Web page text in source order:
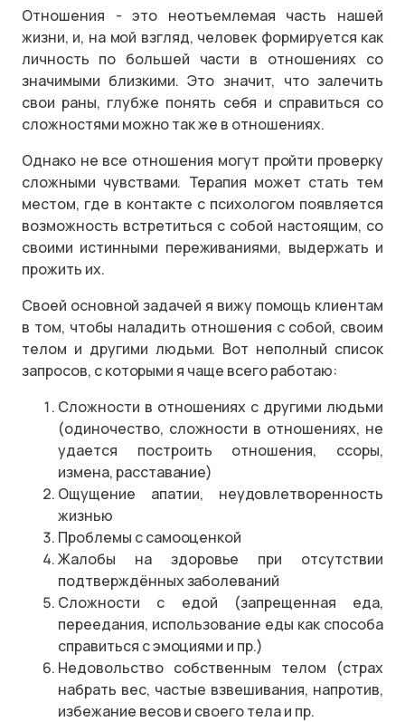
Отношения - это неотъемлемая часть нашей
жизни, и, на мой взгляд, человек формируется как
личность по большей части в отношениях со
значимыми близкими. Это значит, что залечить
свои раны, глубже понять себя и справиться со
сложностями можно так же в отношениях.
Однако не все отношения могут пройти проверку
сложными чувствами. Терапия может стать тем
местом, где в контакте с психологом появляется
возможность встретиться с собой настоящим, со
своими истинными переживаниями, выдержать и
прожить их.
Своей основной задачей я вижу помощь клиентам
в том, чтобы наладить отношения с собой, своим
телом и другими людьми. Вот неполный список
запросов, с которыми я чаще всего работаю:
Сложности в отношениях с другими людьми
(одиночество, сложности в отношениях, не
удается построить отношения, ссоры,
измена, расставание)
Ощущение апатии, неудовлетворенность
жизнью
Проблемы с самооценкой
Жалобы на здоровье при отсутствии
подтверждённых заболеваний
Сложности с едой (запрещенная еда,
переедания, использование еды как способа
справиться с эмоциями и пр.)
Недовольство собственным телом (страх
набрать вес, частые взвешивания, напротив,
избежание весов и своего тела и пр.